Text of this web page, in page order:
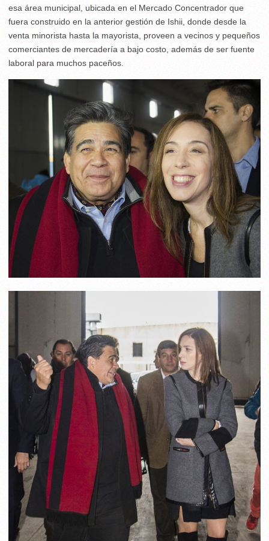
esa área municipal, ubicada en el Mercado Concentrador que
fuera construido en la anterior gestión de Ishii, donde desde la
venta minorista hasta la mayorista, proveen a vecinos y pequeños
comerciantes de mercadería a bajo costo, además de ser fuente
laboral para muchos paceños.